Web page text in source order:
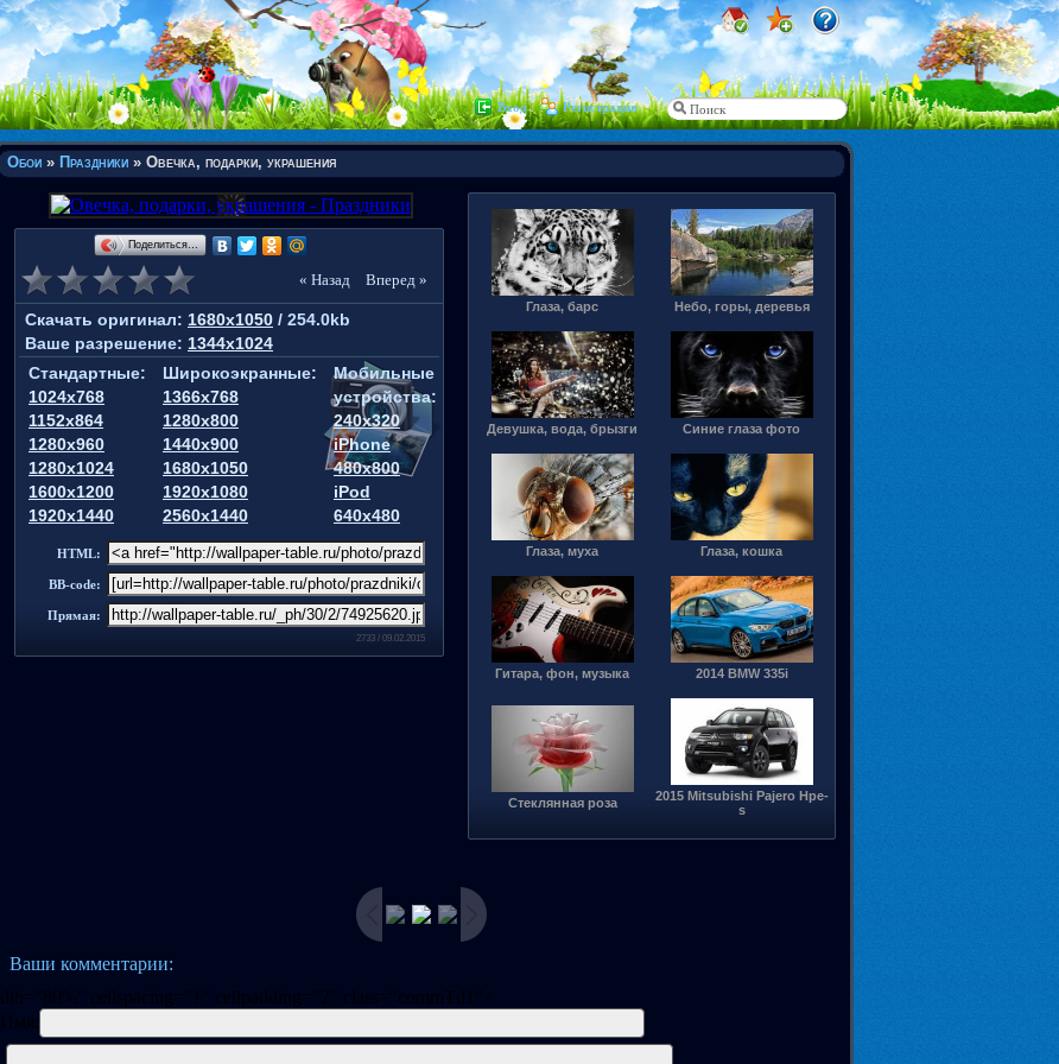
Вход Регистрация
Обои » Праздники » Овечка, подарки, украшения
Поделиться…
« Назад Вперед »
Скачать оригинал: 1680x1050 / 254.0kb
Ваше разрешение: 1344x1024
Стандартные:
1024x768
1152x864
1280x960
1280x1024
1600x1200
1920x1440
Широкоэкранные:
1366x768
1280x800
1440x900
1680x1050
1920x1080
2560x1440
Мобильные
устройства:
240x320
iPhone
480x800
iPod
640x480
HTML:
BB-code:
Прямая:
2733 / 09.02.2015
Глаза, барс Небо, горы, деревья
Девушка, вода, брызги Синие глаза фото
Глаза, муха Глаза, кошка
Гитара, фон, музыка 2014 BMW 335i
Стеклянная роза
2015 Mitsubishi Pajero Hpe-
s
Ваши комментарии:
dth="80%" cellspacing="1" cellpadding="2" class="commTd1">
Имя: